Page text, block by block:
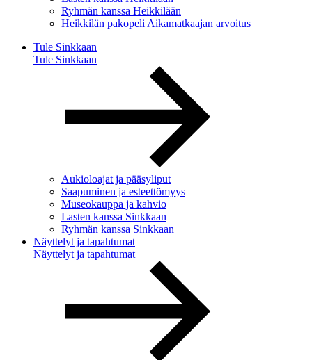
Ryhmän kanssa Heikkilään
Heikkilän pakopeli Aikamatkaajan arvoitus
Tule Sinkkaan
Tule Sinkkaan
Aukioloajat ja pääsyliput
Saapuminen ja esteettömyys
Museokauppa ja kahvio
Lasten kanssa Sinkkaan
Ryhmän kanssa Sinkkaan
Näyttelyt ja tapahtumat
Näyttelyt ja tapahtumat